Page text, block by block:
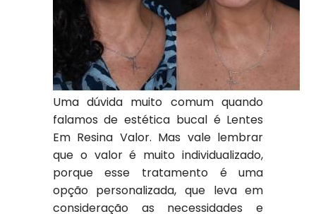
Uma dúvida muito comum quando
falamos de estética bucal é Lentes
Em Resina Valor. Mas vale lembrar
que o valor é muito individualizado,
porque esse tratamento é uma
opção personalizada, que leva em
consideração as necessidades e